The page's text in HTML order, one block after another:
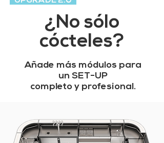
¿No sólo
cócteles?
Añade más módulos para
un SET-UP
completo y profesional.